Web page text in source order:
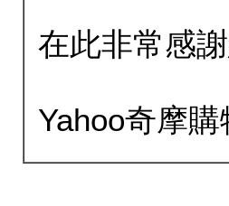
在此非常感
Yahoo奇摩